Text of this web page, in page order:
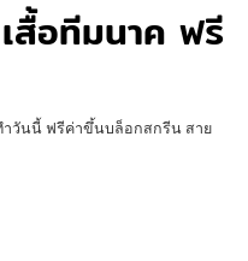
สื้อทีมนาค ฟรี
ำวันนี้ ฟรีค่าขึ้นบล็อกสกรีน สาย